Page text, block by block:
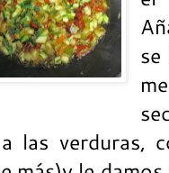
las verduras,